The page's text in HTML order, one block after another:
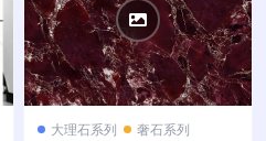
大理石系列 奢石系列